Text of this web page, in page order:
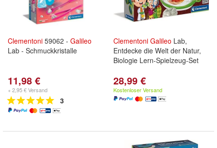
Clementoni 59062 - Galileo
Lab - Schmuckkristalle
11,98 €
+ 2,95 € Versand
3
Clementoni Galileo Lab,
Entdecke die Welt der Natur,
Biologie Lern-Spielzeug-Set
28,99 €
Kostenloser Versand